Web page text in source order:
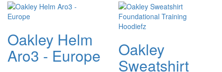
Oakley Helm
Aro3 - Europe Oakley
Sweatshirt